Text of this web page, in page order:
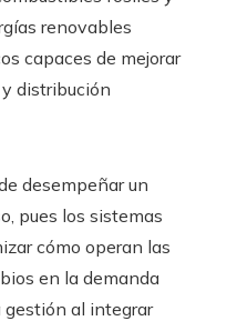
renovables
capaces de mejorar
distribución
desempeñar un
pues los sistemas
cómo operan las
en la demanda
al integrar